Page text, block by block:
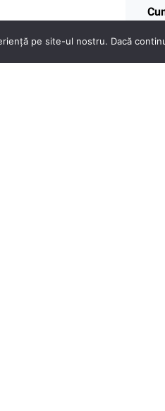
pe site-ul nostru. Dacă